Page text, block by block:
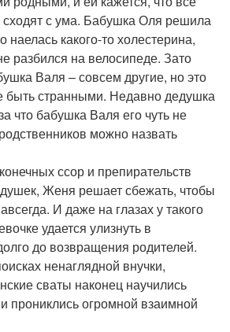
сходят с ума. Бабушка Оля решила
наелась какого-то холестерина,
разбился на велосипеде. Зато
Валя – совсем другие, но это
быть странными. Недавно дедушка
что бабушка Валя его чуть не
можно назвать
ссор и препирательств
Женя решает сбежать, чтобы
И даже на глазах у такого
удается улизнуть в
до возвращения родителей.
ненаглядной внучки,
сваты наконец научились
прониклись огромной взаимной